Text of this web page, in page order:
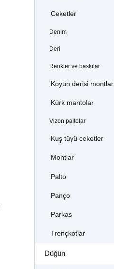
Ceketler
Denim
Deri
Renkler ve baskılar
Koyun derisi montlar
Kürk mantolar
Vizon paltolar
Kuş tüyü ceketler
Montlar
Palto
Panço
Parkas
Trençkotlar
Düğün